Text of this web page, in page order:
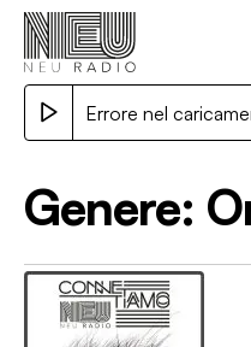
Errore nel
Genere: